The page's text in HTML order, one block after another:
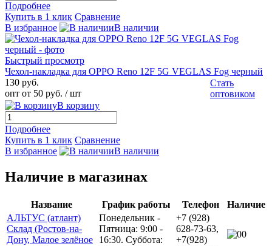
Подробнее
Купить в 1 клик Сравнение
В избранное
В наличии
Быстрый просмотр
Чехол-накладка для OPPO Reno 12F 5G VEGLAS Fog черный
130 руб.
опт от 50 руб. / шт
Стать
оптовиком
В корзину
Подробнее
Купить в 1 клик Сравнение
В избранное
В наличии
Наличие в магазинах
Название График работы Телефон
Наличие
АЛЬТУС (атлант)
Склад (Ростов-на-
Дону, Малое зелёное
Понедельник -
Пятница: 9:00 -
16:30. Суббота:
+7 (928)
628-73-63,
+7(928)
0